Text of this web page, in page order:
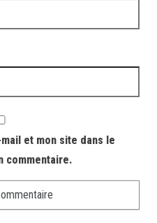
et mon site dans le
commentaire.